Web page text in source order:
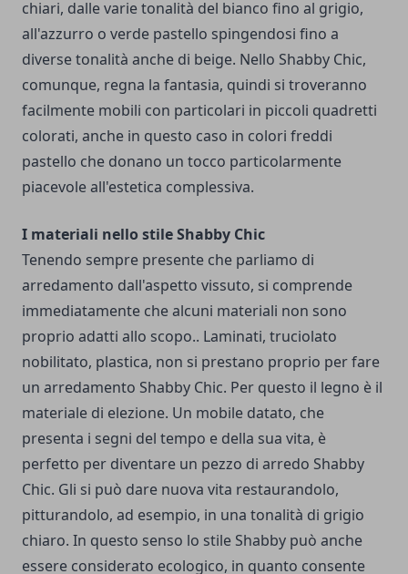
chiari, dalle varie tonalità del bianco fino al grigio,
all'azzurro o verde pastello spingendosi fino a
diverse tonalità anche di beige. Nello Shabby Chic,
comunque, regna la fantasia, quindi si troveranno
facilmente mobili con particolari in piccoli quadretti
colorati, anche in questo caso in colori freddi
pastello che donano un tocco particolarmente
piacevole all'estetica complessiva.
I materiali nello stile Shabby Chic
Tenendo sempre presente che parliamo di
arredamento dall'aspetto vissuto, si comprende
immediatamente che alcuni materiali non sono
proprio adatti allo scopo.. Laminati, truciolato
nobilitato, plastica, non si prestano proprio per fare
un arredamento Shabby Chic. Per questo il legno è il
materiale di elezione. Un mobile datato, che
presenta i segni del tempo e della sua vita, è
perfetto per diventare un pezzo di arredo Shabby
Chic. Gli si può dare nuova vita restaurandolo,
pitturandolo, ad esempio, in una tonalità di grigio
chiaro. In questo senso lo stile Shabby può anche
essere considerato ecologico, in quanto consente